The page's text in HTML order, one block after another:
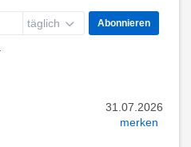
täglich Abonnieren
31.07.2026
merken